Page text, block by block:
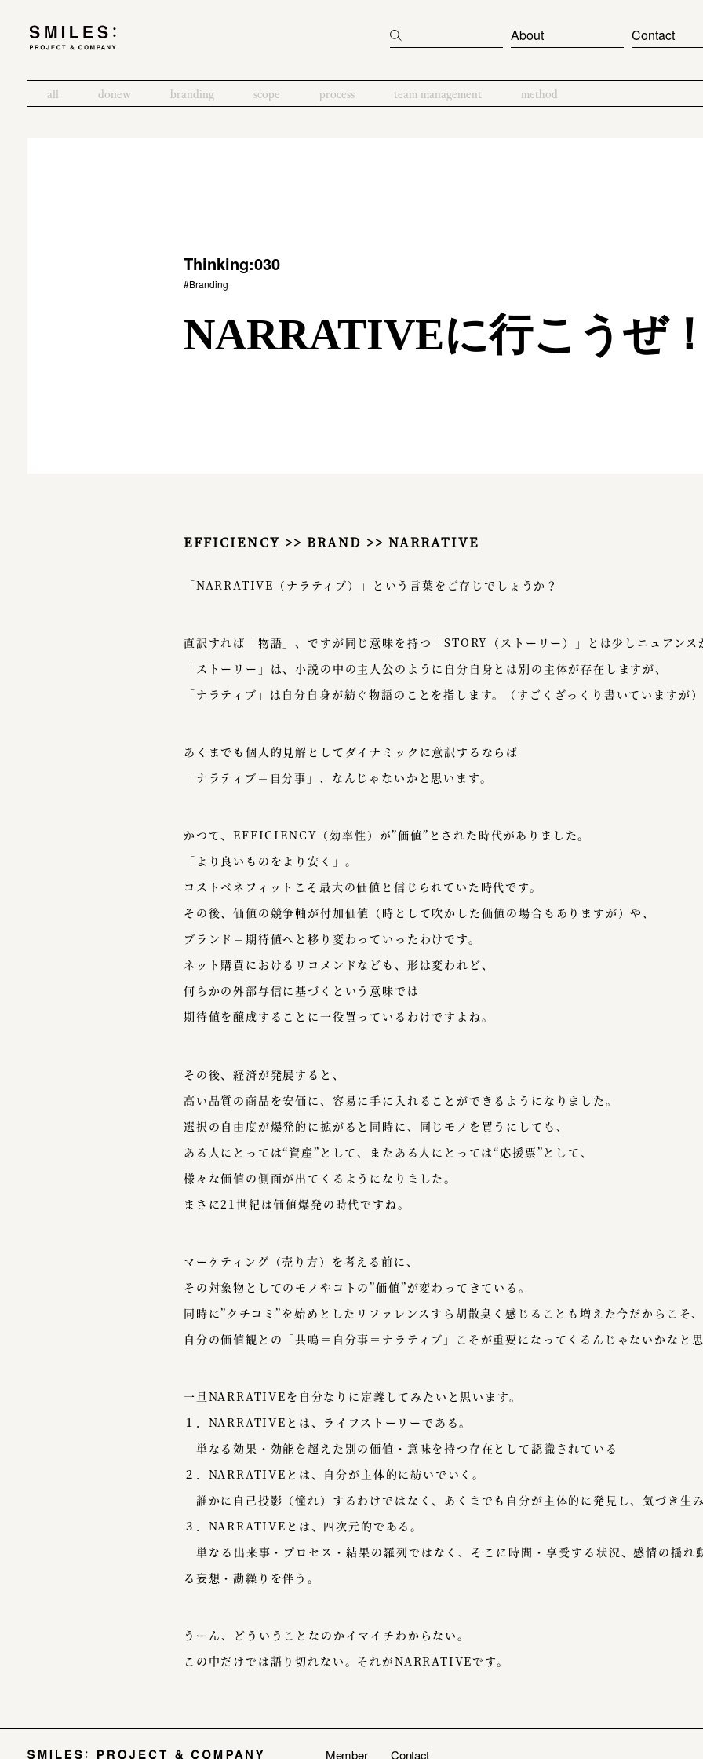
About Contact
all donew branding scope process team management method
Thinking:030
#Branding
NARRATIVEに行こうぜ！
EFFICIENCY >> BRAND >> NARRATIVE
「NARRATIVE（ナラティブ）」という言葉をご存じでしょうか？
直訳すれば「物語」、ですが同じ意味を持つ「STORY（ストーリー）」とは少しニュアンス
「ストーリー」は、小説の中の主人公のように自分自身とは別の主体が存在しますが、
「ナラティブ」は自分自身が紡ぐ物語のことを指します。（すごくざっくり書いていますが）
あくまでも個人的見解としてダイナミックに意訳するならば
「ナラティブ＝自分事」、なんじゃないかと思います。
かつて、EFFICIENCY（効率性）が”価値”とされた時代がありました。
「より良いものをより安く」。
コストベネフィットこそ最大の価値と信じられていた時代です。
その後、価値の競争軸が付加価値（時として吹かした価値の場合もありますが）や、
ブランド＝期待値へと移り変わっていったわけです。
ネット購買におけるリコメンドなども、形は変われど、
何らかの外部与信に基づくという意味では
期待値を醸成することに一役買っているわけですよね。
その後、経済が発展すると、
高い品質の商品を安価に、容易に手に入れることができるようになりました。
選択の自由度が爆発的に拡がると同時に、同じモノを買うにしても、
ある人にとっては“資産”として、またある人にとっては“応援票”として、
様々な価値の側面が出てくるようになりました。
まさに21世紀は価値爆発の時代ですね。
マーケティング（売り方）を考える前に、
その対象物としてのモノやコトの”価値”が変わってきている。
同時に”クチコミ”を始めとしたリファレンスすら胡散臭く感じることも増えた今だからこそ、
自分の価値観との「共鳴＝自分事＝ナラティブ」こそが重要になってくるんじゃないかなと思
一旦NARRATIVEを自分なりに定義してみたいと思います。
１．NARRATIVEとは、ライフストーリーである。
単なる効果・効能を超えた別の価値・意味を持つ存在として認識されている
２．NARRATIVEとは、自分が主体的に紡いでいく。
誰かに自己投影（憧れ）するわけではなく、あくまでも自分が主体的に発見し、気づき生
３．NARRATIVEとは、四次元的である。
単なる出来事・プロセス・結果の羅列ではなく、そこに時間・享受する状況、感情の揺れ
る妄想・勘繰りを伴う。
うーん、どういうことなのかイマイチわからない。
この中だけでは語り切れない。それがNARRATIVEです。
Member Contact